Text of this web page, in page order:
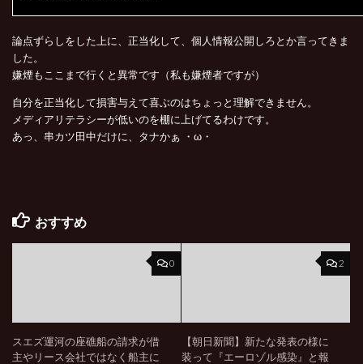
論点ずらしをした上に、正当化して、個人情報公開しろとか言ってきま
した。
嫌煙もここまで行くと異常です（私も嫌煙者ですが）
自分を正当化して損害与えて喜ぶのはちょっと理解できません。
メディアリテラシーが低いのを棚に上げてるわけです。
あっ、串カツ田中だけに、タナかぁ ・ω・
おすすめ
0
スエズ運河の座礁船の請求が借
主やリース会社ではなく船主に
2
【朝日新聞】新たな発表の様に
装って『エーロゾル感染』と報